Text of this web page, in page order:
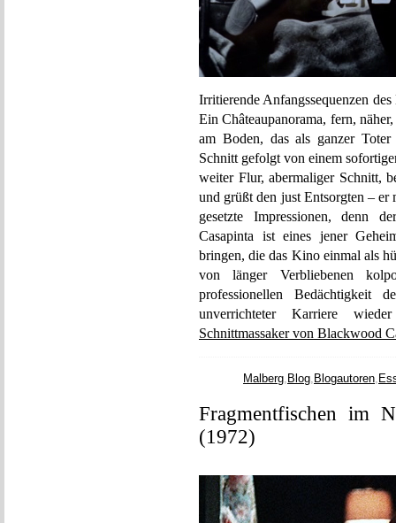
Irritierende Anfangssequenzen
Ein Châteaupanorama, fern,
am Boden, das als ganzer
Schnitt gefolgt von einem
weiter Flur, abermaliger Schnitt,
und grüßt den just Entsorgten –
gesetzte Impressionen, denn
Casapinta ist eines jener
bringen, die das Kino einmal als
von länger Verbliebenen
professionellen Bedächtigkeit
unverrichteter Karriere
Schnittmassaker von Blackwood
Malberg, Blog, Blogautoren,
Fragmentfischen im
(1972)